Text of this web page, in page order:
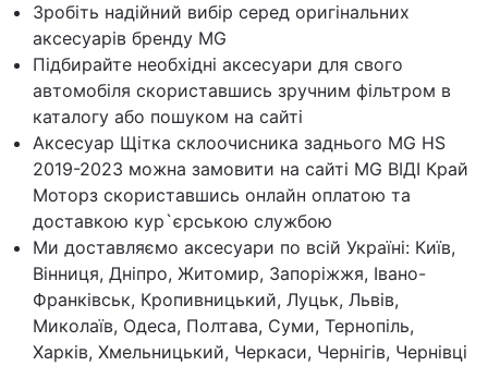
Зробіть надійний вибір серед оригінальних
аксесуарів бренду MG
Підбирайте необхідні аксесуари для свого
автомобіля скориставшись зручним фільтром в
каталогу або пошуком на сайті
Аксесуар Щітка склоочисника заднього MG HS
2019-2023 можна замовити на сайті MG ВІДІ Край
Моторз скориставшись онлайн оплатою та
доставкою кур`єрською службою
Ми доставляємо аксесуари по всій Україні: Київ,
Вінниця, Дніпро, Житомир, Запоріжжя, Івано-
Франківськ, Кропивницький, Луцьк, Львів,
Миколаїв, Одеса, Полтава, Суми, Тернопіль,
Харків, Хмельницький, Черкаси, Чернігів, Чернівці